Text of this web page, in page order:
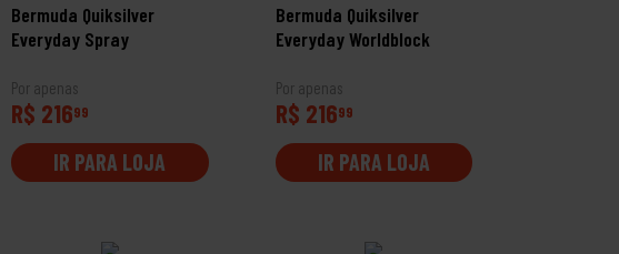
Bermuda Quiksilver
Everyday Spray
Por apenas
R$ 21699
IR PARA LOJA
Bermuda Quiksilver
Everyday Worldblock
Por apenas
R$ 21699
IR PARA LOJA